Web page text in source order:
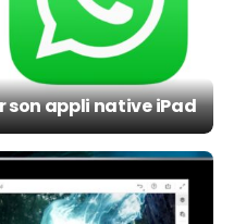
appli native iPad